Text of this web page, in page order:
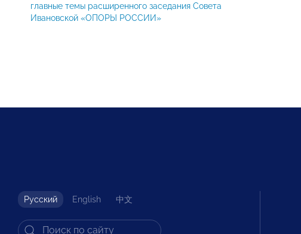
главные темы расширенного заседания Совета
Ивановской «ОПОРЫ РОССИИ»
Русский English 中文